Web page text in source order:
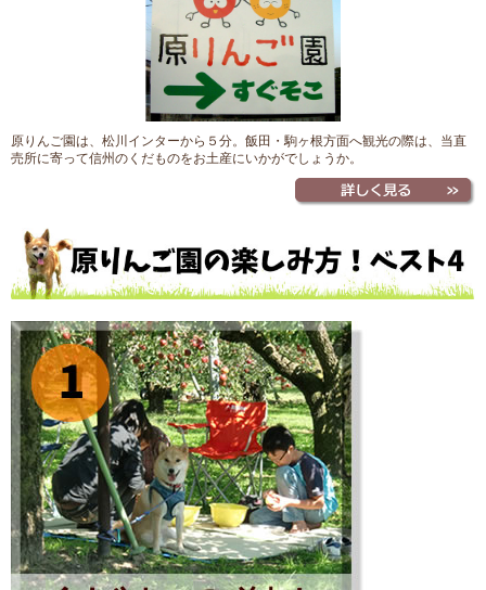
原りんご園は、松川インターから５分。飯田・駒ヶ根方面へ観光の際は、当直
売所に寄って信州のくだものをお土産にいかがでしょうか。